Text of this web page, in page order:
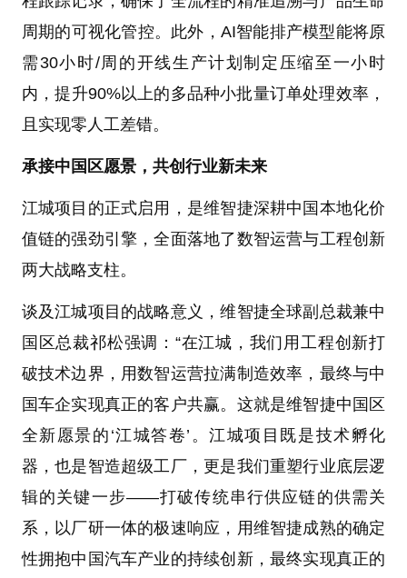
周期的可视化管控。此外，AI智能排产模型能将原
需30小时/周的开线生产计划制定压缩至一小时
内，提升90%以上的多品种小批量订单处理效率，
且实现零人工差错。
承接中国区愿景，共创行业新未来
江城项目的正式启用，是维智捷深耕中国本地化价
值链的强劲引擎，全面落地了数智运营与工程创新
两大战略支柱。
谈及江城项目的战略意义，维智捷全球副总裁兼中
国区总裁祁松强调：“在江城，我们用工程创新打
破技术边界，用数智运营拉满制造效率，最终与中
国车企实现真正的客户共赢。这就是维智捷中国区
全新愿景的‘江城答卷’。江城项目既是技术孵化
器，也是智造超级工厂，更是我们重塑行业底层逻
辑的关键一步——打破传统串行供应链的供需关
系，以厂研一体的极速响应，用维智捷成熟的确定
性拥抱中国汽车产业的持续创新，最终实现真正的